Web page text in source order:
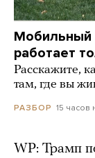
Мобильный
работает
Расскажите,
там, где вы
РАЗБОР 15 часов
WP: Трамп